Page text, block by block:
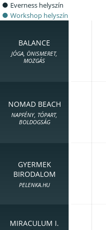
Everness helyszín
Workshop helyszín
BALANCE
JÓGA, ÖNISMERET,
MOZGÁS
NOMAD BEACH
NAPFÉNY, TÓPART,
BOLDOGSÁG
GYERMEK
BIRODALOM
PELENKA.HU
MIRACULUM I.